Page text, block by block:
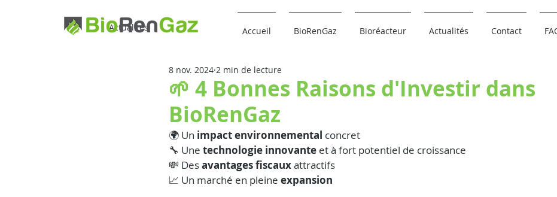
Accueil BioRenGaz Bioréacteur Actualités Contact
Actualités
🌱 4 Bonnes Raisons d'Investir dans
BioRenGaz
8 nov. 2024 2 min de lecture
🌍 Un impact environnemental concret
🔧 Une technologie innovante et à fort potentiel de croissance
💸 Des avantages fiscaux attractifs
📈 Un marché en pleine expansion